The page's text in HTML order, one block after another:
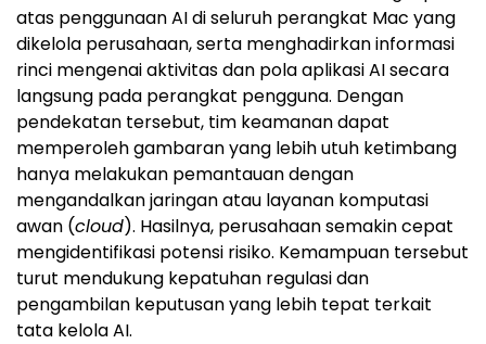
atas penggunaan AI di seluruh perangkat Mac yang
dikelola perusahaan, serta menghadirkan informasi
rinci mengenai aktivitas dan pola aplikasi AI secara
langsung pada perangkat pengguna. Dengan
pendekatan tersebut, tim keamanan dapat
memperoleh gambaran yang lebih utuh ketimbang
hanya melakukan pemantauan dengan
mengandalkan jaringan atau layanan komputasi
awan (cloud). Hasilnya, perusahaan semakin cepat
mengidentifikasi potensi risiko. Kemampuan tersebut
turut mendukung kepatuhan regulasi dan
pengambilan keputusan yang lebih tepat terkait
tata kelola AI.